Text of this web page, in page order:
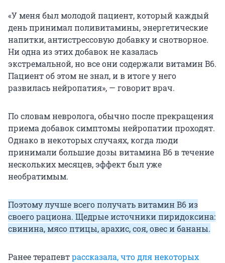
«У меня был молодой пациент, который каждый
день принимал поливитамины, энергетические
напитки, антистрессовую добавку и снотворное.
Ни одна из этих добавок не казалась
экстремальной, но все они содержали витамин B6.
Пациент об этом не знал, и в итоге у него
развилась нейропатия», — говорит врач.
По словам невролога, обычно после прекращения
приема добавок симптомы нейропатии проходят.
Однако в некоторых случаях, когда люди
принимали большие дозы витамина B6 в течение
нескольких месяцев, эффект был уже
необратимым.
Поэтому лучше всего получать витамин B6 из
своего рациона. Щедрые источники пиридоксина:
свинина, мясо птицы, арахис, соя, овес и бананы.
Ранее терапевтрассказала, что для некоторых